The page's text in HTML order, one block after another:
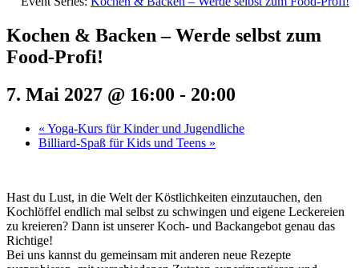
Kochen & Backen – Werde selbst zum
Food-Profi!
7. Mai 2027 @ 16:00 - 20:00
« Yoga-Kurs für Kinder und Jugendliche
Billiard-Spaß für Kids und Teens »
Hast du Lust, in die Welt der Köstlichkeiten einzutauchen, den
Kochlöffel endlich mal selbst zu schwingen und eigene Leckereien
zu kreieren? Dann ist unserer Koch- und Backangebot genau das
Richtige!
Bei uns kannst du gemeinsam mit anderen neue Rezepte